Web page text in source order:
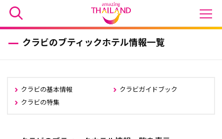
クラビのブティックホテル情報一覧
クラビの基本情報
クラビガイドブック
クラビの特集